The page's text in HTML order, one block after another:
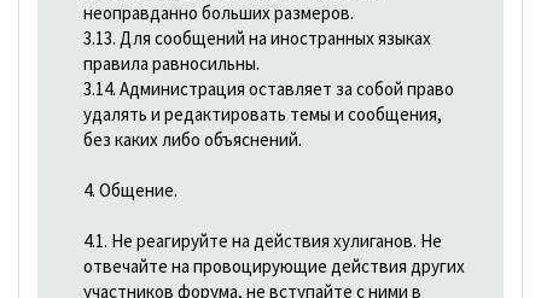
неоправданно больших размеров.
3.13. Для сообщений на иностранных языках
правила равносильны.
3.14. Администрация оставляет за собой право
удалять и редактировать темы и сообщения,
без каких либо объяснений.
4. Общение.
4.1. Не реагируйте на действия хулиганов. Не
отвечайте на провоцирующие действия других
участников форума, не вступайте с ними в